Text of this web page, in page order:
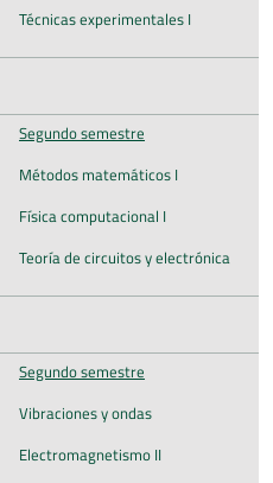
Técnicas experimentales I
Segundo semestre
Métodos matemáticos I
Física computacional I
Teoría de circuitos y electrónica
Segundo semestre
Vibraciones y ondas
Electromagnetismo II